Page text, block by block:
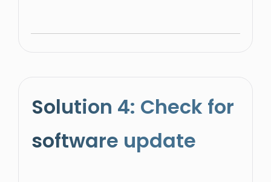
Solution 4: Check for
software update